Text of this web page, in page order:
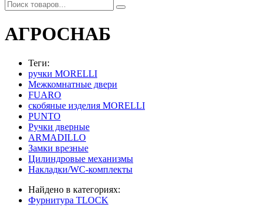
АГРОСНАБ
Теги:
ручки MORELLI
Межкомнатные двери
FUARO
скобяные изделия MORELLI
PUNTO
Ручки дверные
ARMADILLO
Замки врезные
Цилиндровые механизмы
Накладки/WC-комплекты
Найдено в категориях:
Фурнитура TLOCK